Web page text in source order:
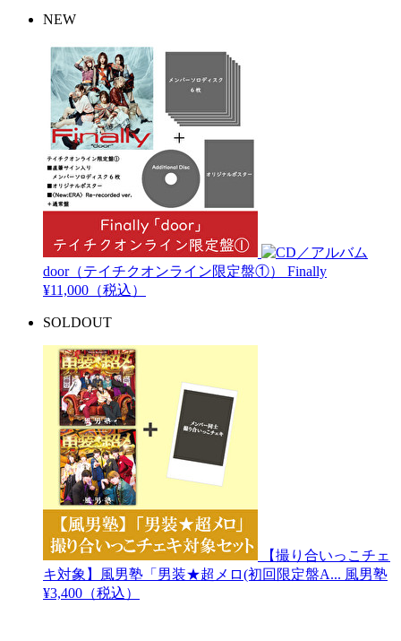
NEW
door（テイチクオンライン限定盤①） Finally
¥11,000（税込）
SOLDOUT
【撮り合いっこチェ
キ対象】風男塾「男装★超メロ(初回限定盤A... 風男塾
¥3,400（税込）